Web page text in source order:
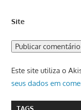
Site
Este site utiliza o
seus dados em
TAGS